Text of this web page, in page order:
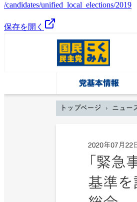
/candidates/unified_local_elections/2019
保存を開く